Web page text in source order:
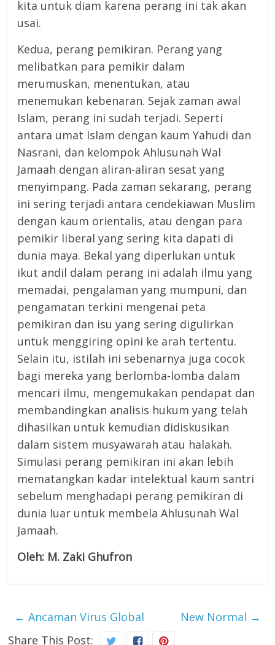
kita untuk diam karena perang ini tak akan
usai.
Kedua, perang pemikiran. Perang yang
melibatkan para pemikir dalam
merumuskan, menentukan, atau
menemukan kebenaran. Sejak zaman awal
Islam, perang ini sudah terjadi. Seperti
antara umat Islam dengan kaum Yahudi dan
Nasrani, dan kelompok Ahlusunah Wal
Jamaah dengan aliran-aliran sesat yang
menyimpang. Pada zaman sekarang, perang
ini sering terjadi antara cendekiawan Muslim
dengan kaum orientalis, atau dengan para
pemikir liberal yang sering kita dapati di
dunia maya. Bekal yang diperlukan untuk
ikut andil dalam perang ini adalah ilmu yang
memadai, pengalaman yang mumpuni, dan
pengamatan terkini mengenai peta
pemikiran dan isu yang sering digulirkan
untuk menggiring opini ke arah tertentu.
Selain itu, istilah ini sebenarnya juga cocok
bagi mereka yang berlomba-lomba dalam
mencari ilmu, mengemukakan pendapat dan
membandingkan analisis hukum yang telah
dihasilkan untuk kemudian didiskusikan
dalam sistem musyawarah atau halakah.
Simulasi perang pemikiran ini akan lebih
mematangkan kadar intelektual kaum santri
sebelum menghadapi perang pemikiran di
dunia luar untuk membela Ahlusunah Wal
Jamaah.
Oleh: M. Zaki Ghufron
← Ancaman Virus Global New Normal →
Share This Post: